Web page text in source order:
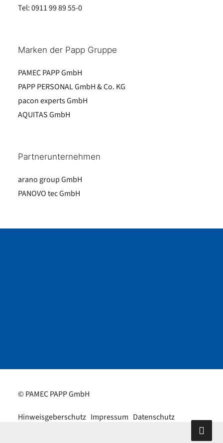
Tel:0911 99 89 55-0
Marken der Papp Gruppe
PAMEC PAPP GmbH
PAPP PERSONAL GmbH & Co. KG
pacon experts GmbH
AQUITAS GmbH
Partnerunternehmen
arano group GmbH
PANOVO tec GmbH
© PAMEC PAPP GmbH
Hinweisgeberschutz Impressum Datenschutz